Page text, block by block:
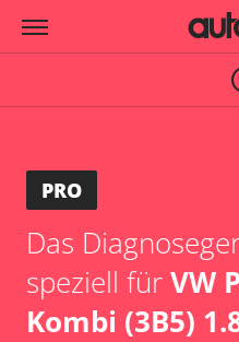
PRO
Das
speziell fürVW
Kombi (3B5)